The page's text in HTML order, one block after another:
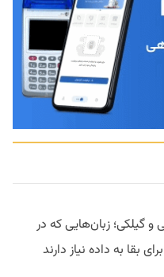
و گیلکی؛ زبان‌هایی که در
به داده نیاز دارند